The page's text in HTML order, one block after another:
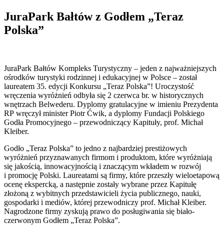
JuraPark Bałtów z Godłem „Teraz
Polska”
JuraPark Bałtów Kompleks Turystyczny – jeden z najważniejszych
ośrodków turystyki rodzinnej i edukacyjnej w Polsce – został
laureatem 35. edycji Konkursu „Teraz Polska”! Uroczystość
wręczenia wyróżnień odbyła się 2 czerwca br. w historycznych
wnętrzach Belwederu. Dyplomy gratulacyjne w imieniu Prezydenta
RP wręczył minister Piotr Ćwik, a dyplomy Fundacji Polskiego
Godła Promocyjnego – przewodniczący Kapituły, prof. Michał
Kleiber.
Godło „Teraz Polska” to jedno z najbardziej prestiżowych
wyróżnień przyznawanych firmom i produktom, które wyróżniają
się jakością, innowacyjnością i znaczącym wkładem w rozwój
i promocję Polski. Laureatami są firmy, które przeszły wieloetapową
ocenę ekspercką, a następnie zostały wybrane przez Kapitułę
złożoną z wybitnych przedstawicieli życia publicznego, nauki,
gospodarki i mediów, której przewodniczy prof. Michał Kleiber.
Nagrodzone firmy zyskują prawo do posługiwania się biało-
czerwonym Godłem „Teraz Polska”.